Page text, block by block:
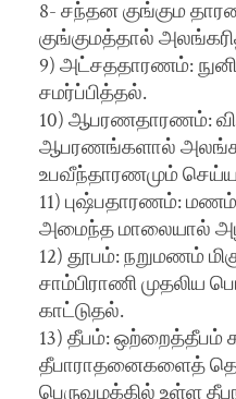
8- சந்தன குங்கும
குங்குமத்தால்
9) அட்சததாரணம்:
சமர்ப்பித்தல்.
10) ஆபரணதாரணம்:
ஆபரணங்களால்
உபவீந்தாரணமும்
11) புஷ்பதாரணம்:
அமைந்த மாலையால்
12) தூபம்: நறுமணம்
சாம்பிராணி முதலிய
காட்டுதல்.
13) தீபம்: ஒற்றைத்தீபம்
தீபாராதனைகளைத்
பெருவழக்கில் உள்ள